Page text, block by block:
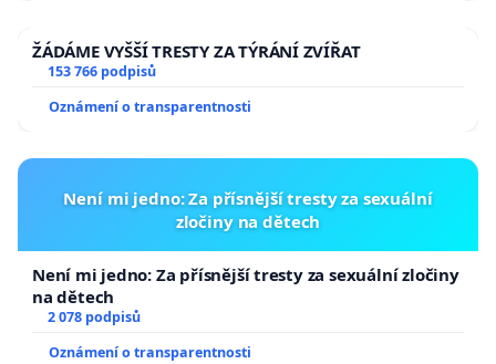
ŽÁDÁME VYŠŠÍ TRESTY ZA TÝRÁNÍ ZVÍŘAT
153 766 podpisů
Oznámení o transparentnosti
Není mi jedno: Za přísnější tresty za sexuální
zločiny na dětech
Není mi jedno: Za přísnější tresty za sexuální zločiny
na dětech
2 078 podpisů
Oznámení o transparentnosti